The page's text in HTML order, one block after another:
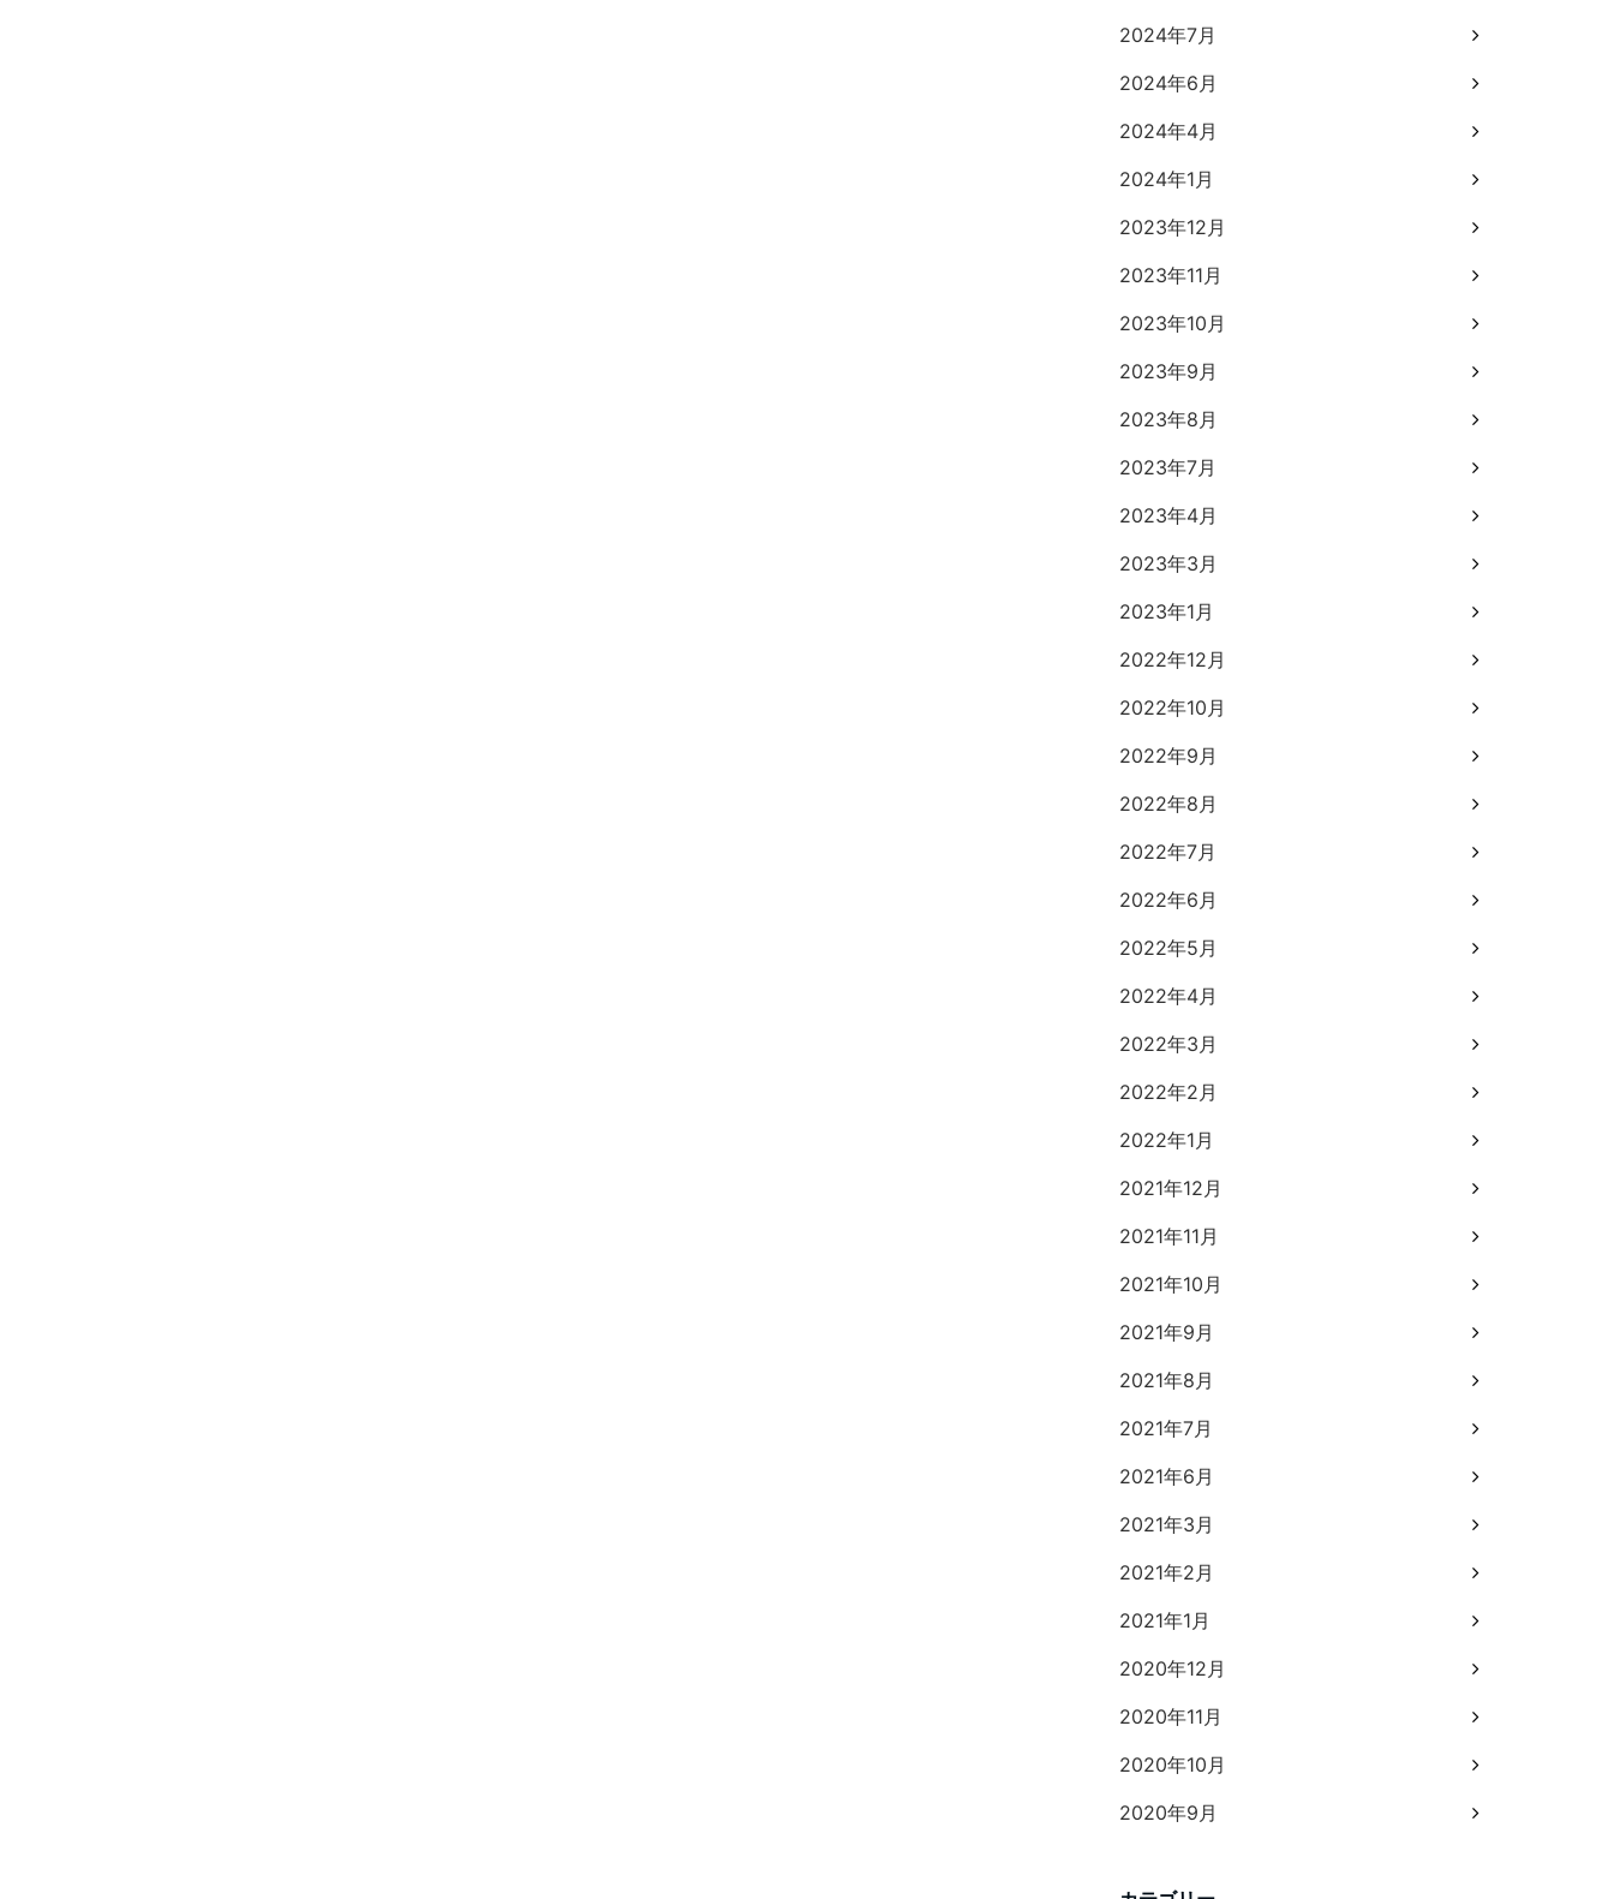
2024年7月
2024年6月
2024年4月
2024年1月
2023年12月
2023年11月
2023年10月
2023年9月
2023年8月
2023年7月
2023年4月
2023年3月
2023年1月
2022年12月
2022年10月
2022年9月
2022年8月
2022年7月
2022年6月
2022年5月
2022年4月
2022年3月
2022年2月
2022年1月
2021年12月
2021年11月
2021年10月
2021年9月
2021年8月
2021年7月
2021年6月
2021年3月
2021年2月
2021年1月
2020年12月
2020年11月
2020年10月
2020年9月